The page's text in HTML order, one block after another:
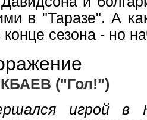
в "Таразе". А
сезона - но
("Гол!")
игрой в